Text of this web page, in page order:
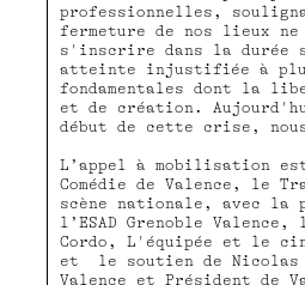
professionnelles,
fermeture de nos lieux ne
s'inscrire dans la durée
atteinte injustifiée à
fondamentales dont la
et de création.
début de cette crise, nous
L’appel à mobilisation
Comédie de Valence, le
scène nationale, avec la
l’ESAD Grenoble
Cordo, L'équipée et le
et le soutien de Nicolas
Valence et Président de